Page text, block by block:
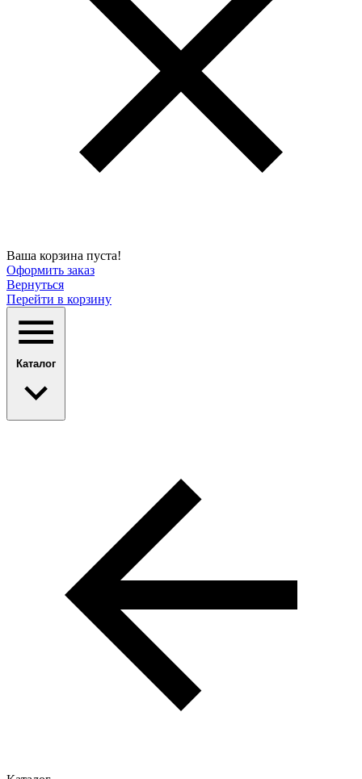
Ваша корзина пуста!
Оформить заказ
Вернуться
Перейти в корзину
Каталог